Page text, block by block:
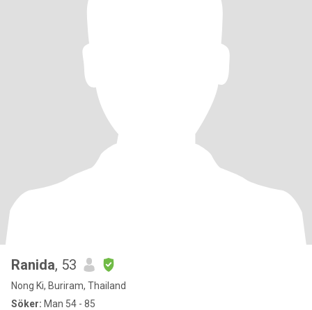
Ranida, 53
Nong Ki, Buriram, Thailand
Söker: Man 54 - 85